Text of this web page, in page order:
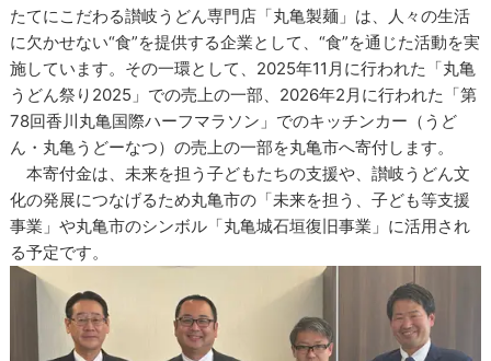
たてにこだわる讃岐うどん専門店「丸亀製麺」は、人々の生活
に欠かせない“食”を提供する企業として、“食”を通じた活動を実
施しています。その一環として、2025年11月に行われた「丸亀
うどん祭り2025」での売上の一部、2026年2月に行われた「第
78回香川丸亀国際ハーフマラソン」でのキッチンカー（うど
ん・丸亀うどーなつ）の売上の一部を丸亀市へ寄付します。
本寄付金は、未来を担う子どもたちの支援や、讃岐うどん文
化の発展につなげるため丸亀市の「未来を担う、子ども等支援
事業」や丸亀市のシンボル「丸亀城石垣復旧事業」に活用され
る予定です。